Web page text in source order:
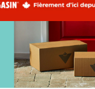
courament
Fermeture
à
22:00
cliquer
pour
changer